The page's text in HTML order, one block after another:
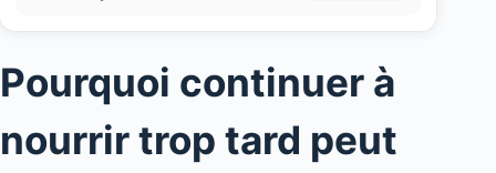
Pourquoi continuer à
nourrir trop tard peut